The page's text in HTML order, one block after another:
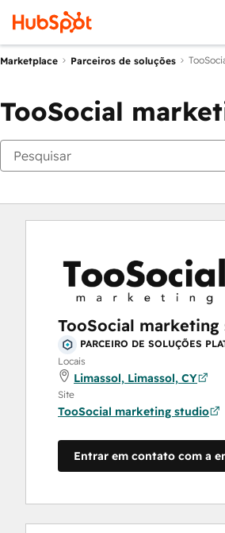
Marketplace Parceiros de soluções
TooSocial
TooSocial
PARCEIRO DE SOLUÇÕES
Locais
Limassol, Limassol, CY
Site
TooSocial marketing studio
Entrar em contato com a